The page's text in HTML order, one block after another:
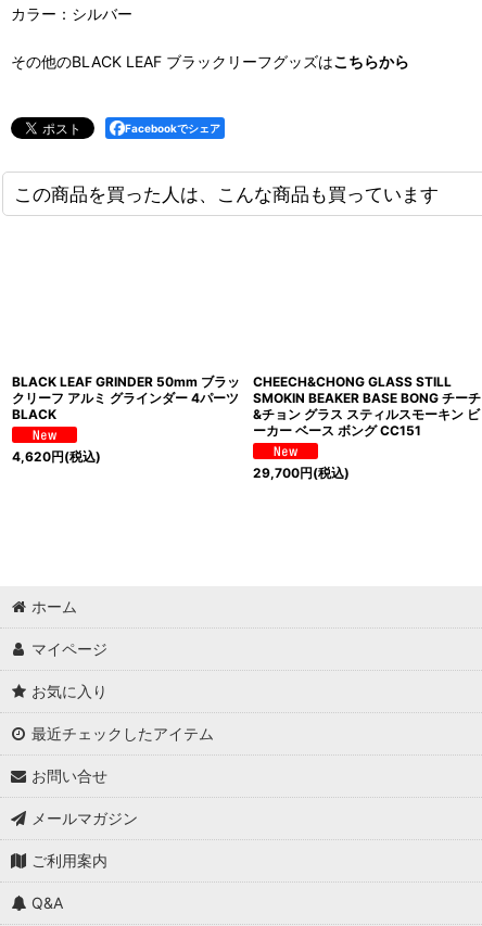
カラー：シルバー
その他のBLACK LEAF ブラックリーフグッズはこちらから
Facebookでシェア
この商品を買った人は、こんな商品も買っています
BLACK LEAF GRINDER 50mm ブラッ
クリーフ アルミ グラインダー 4パーツ
BLACK
4,620円(税込)
CHEECH&CHONG GLASS STILL
SMOKIN BEAKER BASE BONG チーチ
&チョン グラス スティルスモーキン ビ
ーカー ベース ボング CC151
29,700円(税込)
ホーム
マイページ
お気に入り
最近チェックしたアイテム
お問い合せ
メールマガジン
ご利用案内
Q&A